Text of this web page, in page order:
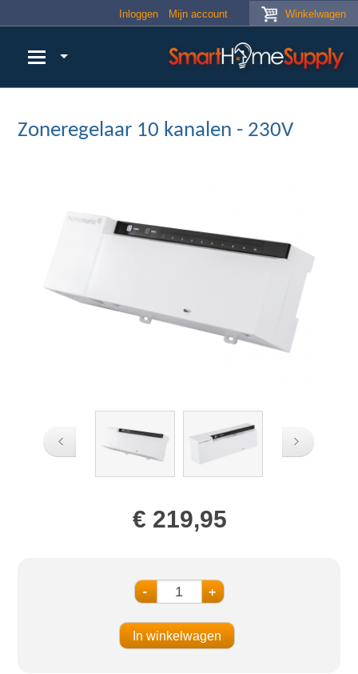
Winkelwagen
Inloggen Mijn account
Zoneregelaar 10 kanalen - 230V
€ 219,95
- +